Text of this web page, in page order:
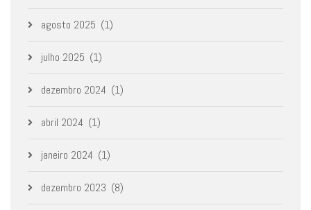
agosto 2025 (1)
julho 2025 (1)
dezembro 2024 (1)
abril 2024 (1)
janeiro 2024 (1)
dezembro 2023 (8)